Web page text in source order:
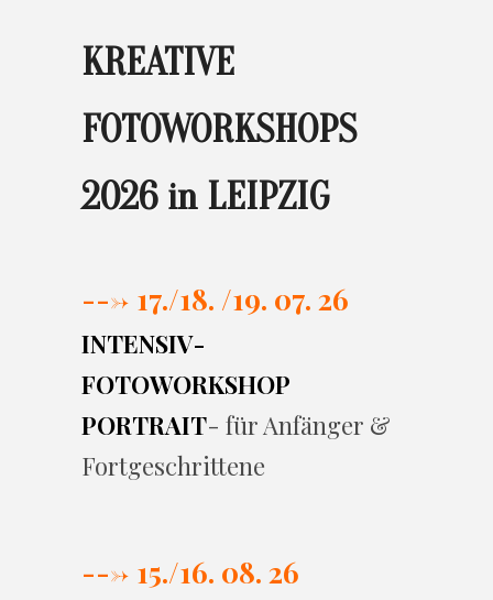
KREATIVE
FOTOWORKSHOPS
2026 in LEIPZIG
---> 17./18. /19. 07. 26
INTENSIV-
FOTOWORKSHOP
PORTRAIT- für Anfänger &
Fortgeschrittene
---> 15./16. 08. 26